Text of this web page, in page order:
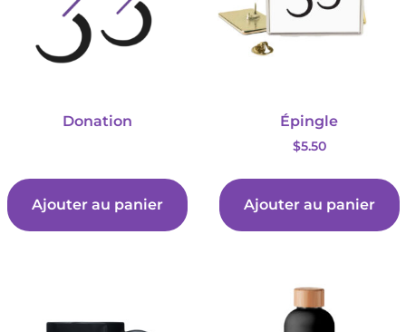
Donation
Ajouter au panier
Épingle
$5.50
Ajouter au panier